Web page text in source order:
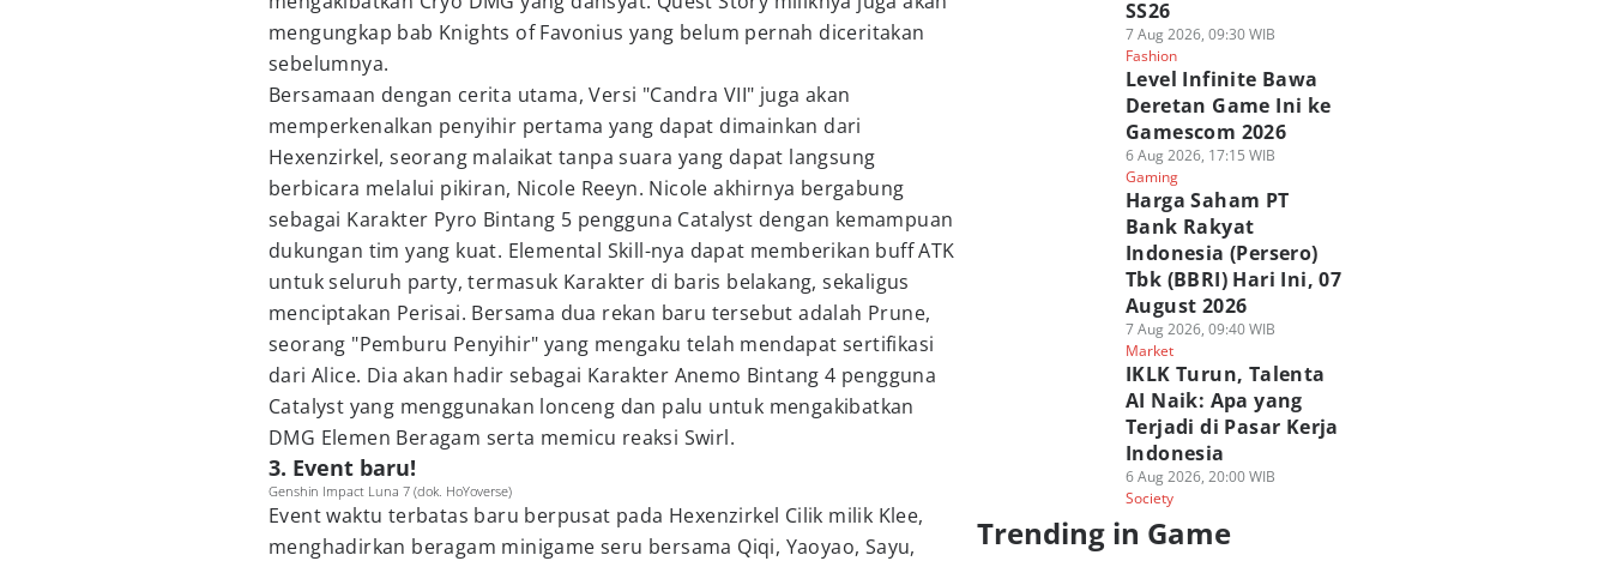
mengungkap bab Knights of Favonius yang belum pernah diceritakan
sebelumnya.
Bersamaan dengan cerita utama, Versi "Candra VII" juga akan
memperkenalkan penyihir pertama yang dapat dimainkan dari
Hexenzirkel, seorang malaikat tanpa suara yang dapat langsung
berbicara melalui pikiran, Nicole Reeyn. Nicole akhirnya bergabung
sebagai Karakter Pyro Bintang 5 pengguna Catalyst dengan kemampuan
dukungan tim yang kuat. Elemental Skill-nya dapat memberikan buff ATK
untuk seluruh party, termasuk Karakter di baris belakang, sekaligus
menciptakan Perisai. Bersama dua rekan baru tersebut adalah Prune,
seorang "Pemburu Penyihir" yang mengaku telah mendapat sertifikasi
dari Alice. Dia akan hadir sebagai Karakter Anemo Bintang 4 pengguna
Catalyst yang menggunakan lonceng dan palu untuk mengakibatkan
DMG Elemen Beragam serta memicu reaksi Swirl.
3. Event baru!
Genshin Impact Luna 7 (dok. HoYoverse)
Event waktu terbatas baru berpusat pada Hexenzirkel Cilik milik Klee,
menghadirkan beragam minigame seru bersama Qiqi, Yaoyao, Sayu,
SS26
7 Aug 2026, 09:30 WIB
Fashion
Level Infinite Bawa
Deretan Game Ini ke
Gamescom 2026
6 Aug 2026, 17:15 WIB
Gaming
Harga Saham PT
Bank Rakyat
Indonesia (Persero)
Tbk (BBRI) Hari Ini, 07
August 2026
7 Aug 2026, 09:40 WIB
Market
IKLK Turun, Talenta
AI Naik: Apa yang
Terjadi di Pasar Kerja
Indonesia
6 Aug 2026, 20:00 WIB
Society
Trending in Game